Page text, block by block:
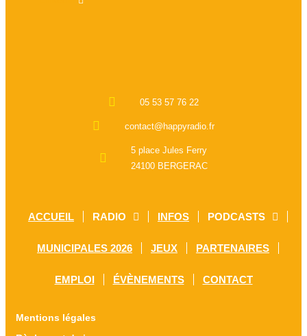
05 53 57 76 22
contact@happyradio.fr
5 place Jules Ferry
24100 BERGERAC
ACCUEIL RADIO INFOS PODCASTS
MUNICIPALES 2026 JEUX PARTENAIRES
EMPLOI ÉVÈNEMENTS CONTACT
Mentions légales